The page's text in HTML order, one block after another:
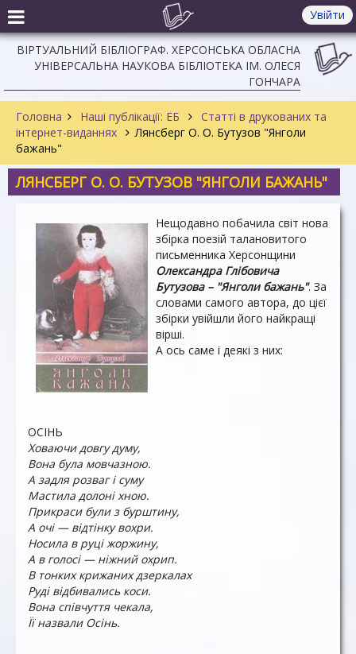
Увійти
ВІРТУАЛЬНИЙ БІБЛІОГРАФ. ХЕРСОНСЬКА ОБЛАСНА
УНІВЕРСАЛЬНА НАУКОВА БІБЛІОТЕКА ІМ. ОЛЕСЯ
ГОНЧАРА
Головна Наші публікації: ЕБ
Статті в друкованих та
інтернет-виданнях
Лянсберг О. О. Бутузов "Янголи
бажань"
ЛЯНСБЕРГ О. О. БУТУЗОВ "ЯНГОЛИ БАЖАНЬ"
Нещодавно побачила світ нова
збірка поезій талановитого
письменника Херсонщини
Олександра Глібовича
Бутузова – "Янголи бажань". За
словами самого автора, до цієї
збірки увійшли його найкращі
вірші.
А ось саме і деякі з них:
ОСІНЬ
Ховаючи довгу думу,
Вона була мовчазною.
А задля розваг і суму
Мастила долоні хною.
Прикраси були з бурштину,
А очі — відтінку вохри.
Носила в руці жоржину,
А в голосі — ніжний охрип.
В тонких крижаних дзеркалах
Руді відбивались коси.
Вона співчуття чекала,
Її назвали Осінь.